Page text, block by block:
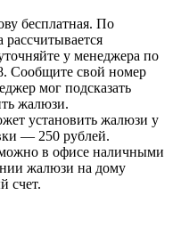
бесплатная. По
рассчитывается
у менеджера по
Сообщите свой номер
мог подсказать
жалюзи.
установить жалюзи у
— 250 рублей.
в офисе наличными
жалюзи на дому
счет.